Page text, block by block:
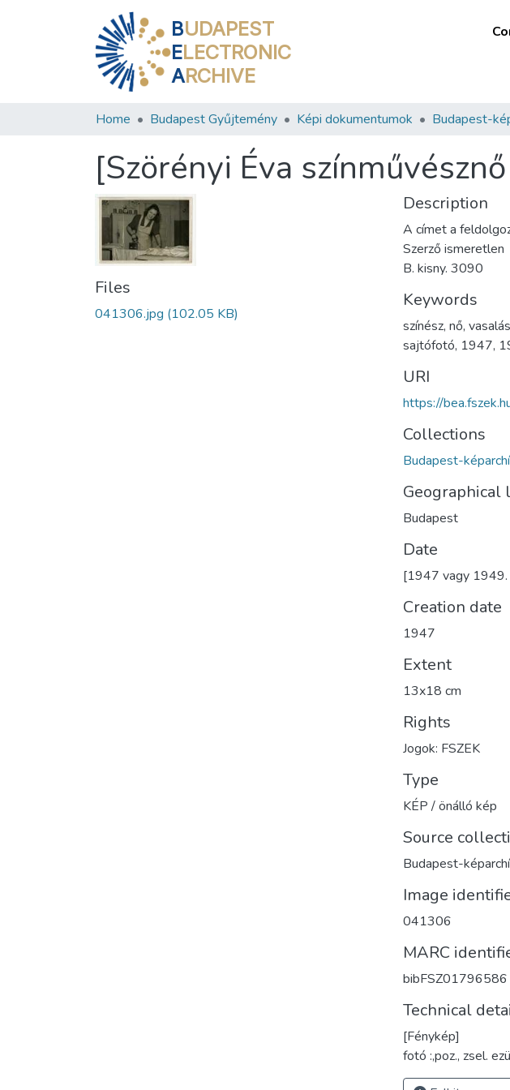
BUDAPEST
ELECTRONIC
ARCHIVE
Home Budapest Gyűjtemény Képi dokumentumok Budapest-
[Szörényi Éva
Files
041306.jpg (102.05 KB)
Description
A címet a
Szerző ismeretlen
B. kisny. 3090
Keywords
színész, nő, vasalás
sajtófotó, 1947,
URI
https://
Collections
Budapest-
Geographical
Budapest
Date
[1947 vagy 1949.
Creation date
1947
Extent
13x18 cm
Rights
Jogok: FSZEK
Type
KÉP / önálló kép
Source
Budapest-
Image
041306
MARC
bibFSZ01796586
Technical
[Fénykép]
fotó :,poz., zsel.